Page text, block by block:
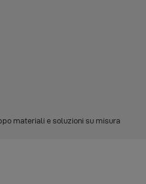
materiali e soluzioni su misura